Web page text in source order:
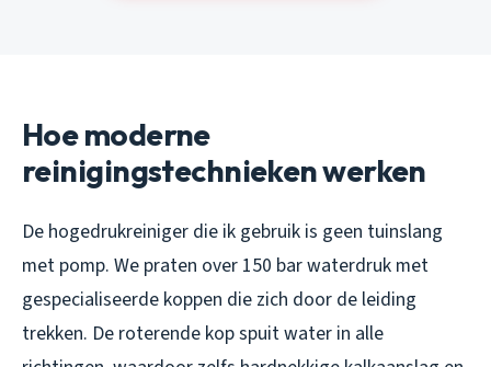
Hoe moderne
reinigingstechnieken werken
De hogedrukreiniger die ik gebruik is geen tuinslang
met pomp. We praten over 150 bar waterdruk met
gespecialiseerde koppen die zich door de leiding
trekken. De roterende kop spuit water in alle